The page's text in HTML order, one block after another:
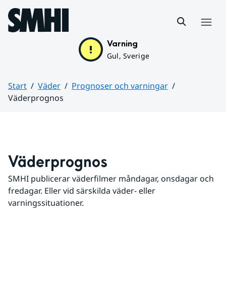
Hoppa till sidans innehåll
Varning
Gul, Sverige
Start Väder
Prognoser och varningar
Väderprognos
Väderprognos
SMHI publicerar väderfilmer måndagar, onsdagar och
fredagar. Eller vid särskilda väder- eller
varningssituationer.